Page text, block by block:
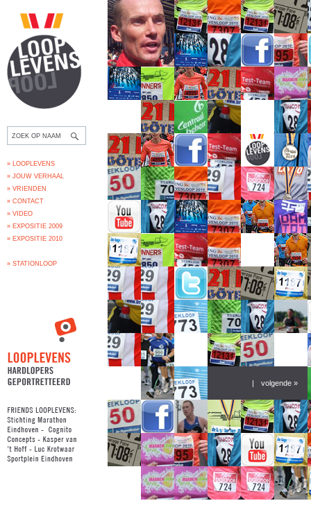
» LOOPLEVENS
» JOUW VERHAAL
» VRIENDEN
» CONTACT
» VIDEO
» EXPOSITIE 2009
» EXPOSITIE 2010
» STATIONLOOP
| volgende »